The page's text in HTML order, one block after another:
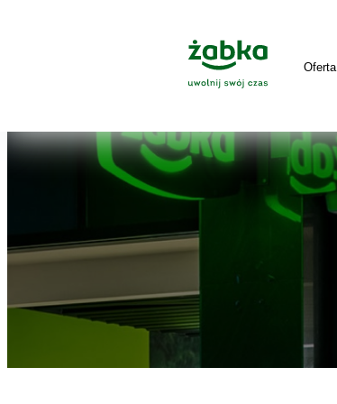
Główne
Logo
Główna
Nawigacja
Oferta